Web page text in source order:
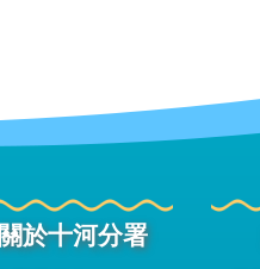
關於十河分署